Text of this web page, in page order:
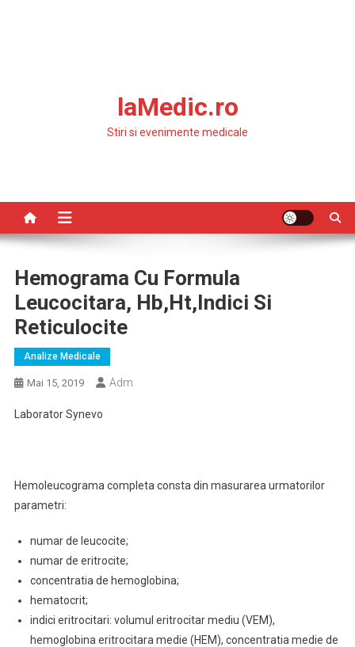
laMedic.ro
Stiri si evenimente medicale
Hemograma Cu Formula
Leucocitara, Hb,Ht,indici Si
Reticulocite
Analize Medicale
Mai 15, 2019 Adm
Laborator Synevo
Hemoleucograma completa consta din masurarea urmatorilor
parametri:
numar de leucocite;
numar de eritrocite;
concentratia de hemoglobina;
hematocrit;
indici eritrocitari: volumul eritrocitar mediu (VEM),
hemoglobina eritrocitara medie (HEM), concentratia medie de